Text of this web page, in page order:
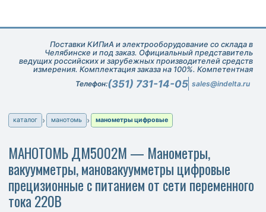
Поставки КИПиА и электрооборудование со склада в
Челябинске и под заказ. Официальный представитель
ведущих российских и зарубежных производителей средств
измерения. Комплектация заказа на 100%. Компетентная
техническая поддержка при подборе оборудования.
Телефон:(351) 731-14-05 sales@indelta.ru
каталог манотомь манометры цифровые
МАНОТОМЬ ДМ5002М — Манометры,
вакуумметры, мановакуумметры цифровые
прецизионные с питанием от сети переменного
тока 220В